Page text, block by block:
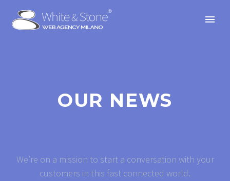
OUR NEWS
We’re on a mission to start a conversation with your
customers in this fast connected world.